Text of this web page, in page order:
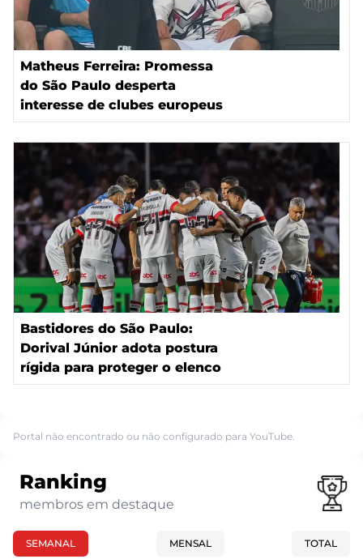
Matheus Ferreira: Promessa
do São Paulo desperta
interesse de clubes europeus
Bastidores do São Paulo:
Dorival Júnior adota postura
rígida para proteger o elenco
Portal não encontrado ou não configurado para YouTube.
Ranking
membros em destaque
SEMANAL MENSAL TOTAL